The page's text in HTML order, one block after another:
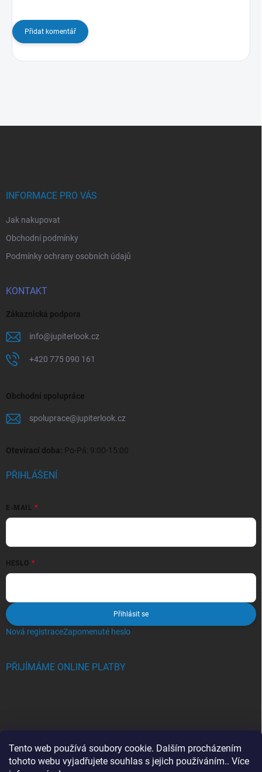
Tento web používá soubory cookie. Dalším procházením
tohoto webu vyjadřujete souhlas s jejich používáním.. Více
Přidat komentář
INFORMACE PRO VÁS
Jak nakupovat
Obchodní podmínky
Podmínky ochrany osobních údajů
KONTAKT
Zákaznická podpora
info@jupiterlook.cz
+420 775 090 161
Obchodní spolupráce
spoluprace@jupiterlook.cz
Otevírací doba: Po-Pá: 9:00-15:00
PŘIHLÁŠENÍ
E-MAIL
HESLO
Přihlásit se
Nová registraceZapomenuté heslo
PŘIJÍMÁME ONLINE PLATBY
BLOG
Crocs, proč se svět zamiloval do těchto bot a proč je MUSÍTE mít